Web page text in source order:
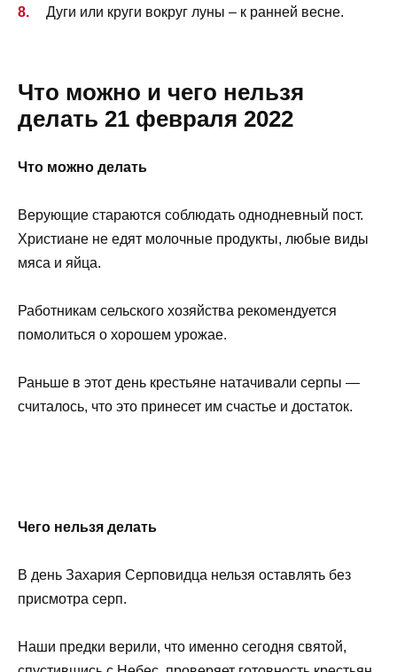
Дуги или круги вокруг луны – к ранней весне.
Что можно и чего нельзя
делать 21 февраля 2022
Что можно делать
Верующие стараются соблюдать однодневный пост.
Христиане не едят молочные продукты, любые виды
мяса и яйца.
Работникам сельского хозяйства рекомендуется
помолиться о хорошем урожае.
Раньше в этот день крестьяне натачивали серпы —
считалось, что это принесет им счастье и достаток.
Чего нельзя делать
В день Захария Серповидца нельзя оставлять без
присмотра серп.
Наши предки верили, что именно сегодня святой,